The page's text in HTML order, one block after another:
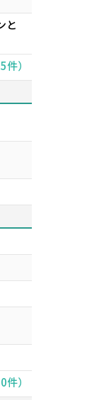
と
）
）